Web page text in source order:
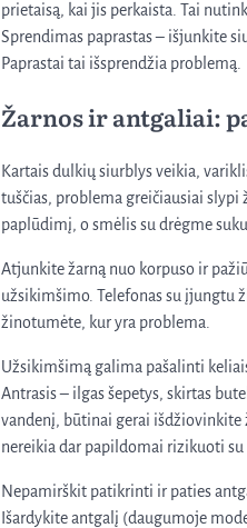
prietaisą, kai jis perkaista. Tai
Sprendimas paprastas – išjunkite
Paprastai tai išsprendžia problemą.
Žarnos ir antgaliai:
Kartais dulkių siurblys veikia,
tuščias, problema greičiausiai slypi
paplūdimį, o smėlis su drėgme
Atjunkite žarną nuo korpuso ir
užsikimšimo. Telefonas su įjungtu
žinotumėte, kur yra problema.
Užsikimšimą galima pašalinti
Antrasis – ilgas šepetys, skirtas
vandenį, būtinai gerai išdžiovinkite
nereikia dar papildomai rizikuoti su
Nepamirškit patikrinti ir paties
Išardykite antgalį (daugumoje